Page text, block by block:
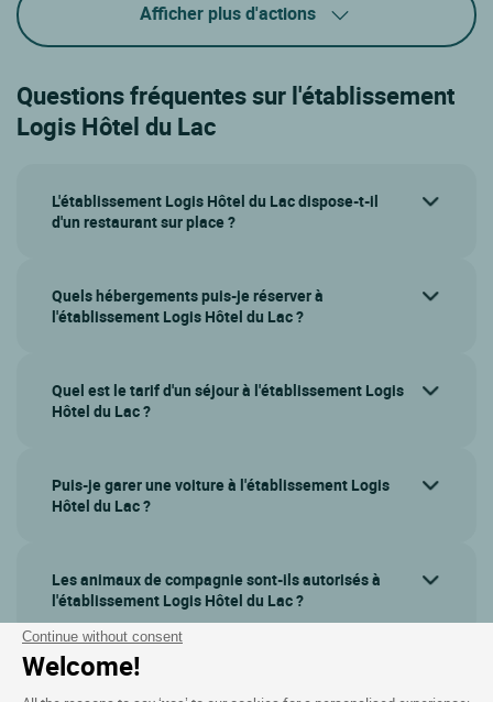
Continue without consent
Welcome!
Afficher plus d'actions
Questions fréquentes sur l'établissement
Logis Hôtel du Lac
L'établissement Logis Hôtel du Lac dispose-t-il
d'un restaurant sur place ?
Quels hébergements puis-je réserver à
l'établissement Logis Hôtel du Lac ?
Quel est le tarif d'un séjour à l'établissement Logis
Hôtel du Lac ?
Puis-je garer une voiture à l'établissement Logis
Hôtel du Lac ?
Les animaux de compagnie sont-ils autorisés à
l'établissement Logis Hôtel du Lac ?